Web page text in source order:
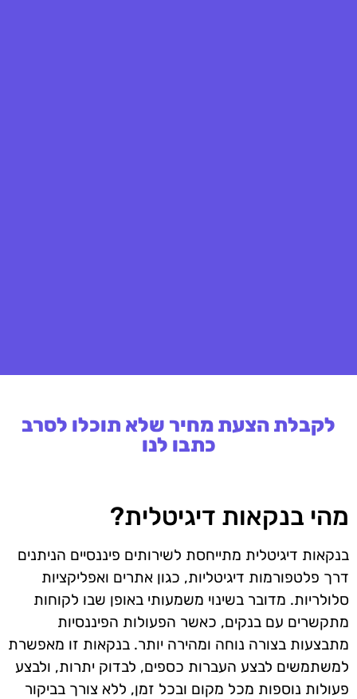
לקבלת הצעת מחיר שלא תוכלו לסרב
כתבו לנו
מהי בנקאות דיגיטלית?
בנקאות דיגיטלית מתייחסת לשירותים פיננסיים הניתנים
דרך פלטפורמות דיגיטליות, כגון אתרים ואפליקציות
סלולריות. מדובר בשינוי משמעותי באופן שבו לקוחות
מתקשרים עם בנקים, כאשר הפעולות הפיננסיות
מתבצעות בצורה נוחה ומהירה יותר. בנקאות זו מאפשרת
למשתמשים לבצע העברות כספים, לבדוק יתרות, ולבצע
פעולות נוספות מכל מקום ובכל זמן, ללא צורך בביקור